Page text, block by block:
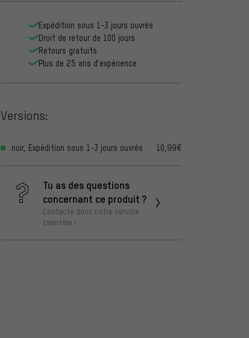
Expédition sous 1-3 jours ouvrés
Droit de retour de 100 jours
Retours gratuits
Plus de 25 ans d'expérience
Versions:
noir, Expédition sous 1-3 jours ouvrés 10,99€
Tu as des questions
concernant ce produit ?
Contacte donc notre service
clientèle !